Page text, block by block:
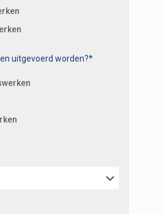
uitgevoerd worden?*